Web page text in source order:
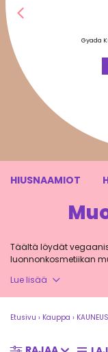
Gyada
Edellinen
HIUSNAAMIOT
Täältä löydät
luonnonkosmetiikan
Lue lisää
Etusivu › Kauppa › KAUNEUS